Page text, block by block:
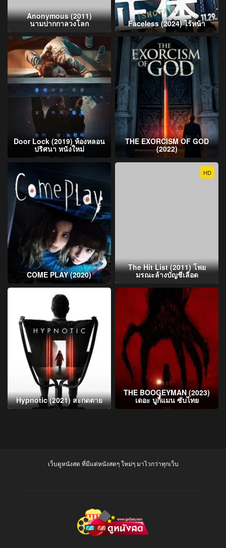
Anonymous (2011)
นามปากกาลวงโลก Faceless (2024) ไร้หน้า
Door Lock (2019) ห้องหลอน
ปริศนา หนังใหม่
THE EXORCISM OF GOD
(2022)
COME PLAY (2020)
HD
The Hit List (2011) โพย
มรณะล้างบัญชีเลือด
Hypnotic (2021) สะกดตาย
THE BOOGEYMAN (2023)
เดอะ บูกี้แมน ซับไทย
เว็บดูหนังสด ที่มีแต่หนังสดๆ ใหม่ๆ มาไวกว่าทุกเว็บ